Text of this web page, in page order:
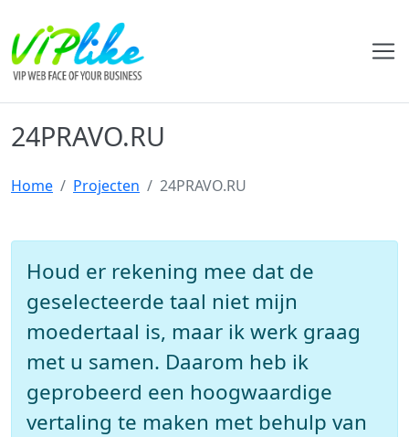
24PRAVO.RU
Home Projecten 24PRAVO.RU
Houd er rekening mee dat de
geselecteerde taal niet mijn
moedertaal is, maar ik werk graag
met u samen. Daarom heb ik
geprobeerd een hoogwaardige
vertaling te maken met behulp van